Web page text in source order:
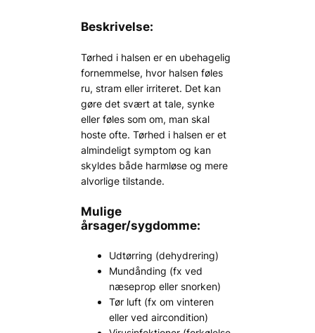
Beskrivelse:
Tørhed i halsen er en ubehagelig
fornemmelse, hvor halsen føles
ru, stram eller irriteret. Det kan
gøre det svært at tale, synke
eller føles som om, man skal
hoste ofte. Tørhed i halsen er et
almindeligt symptom og kan
skyldes både harmløse og mere
alvorlige tilstande.
Mulige
årsager/sygdomme:
Udtørring (dehydrering)
Mundånding (fx ved
næseprop eller snorken)
Tør luft (fx om vinteren
eller ved aircondition)